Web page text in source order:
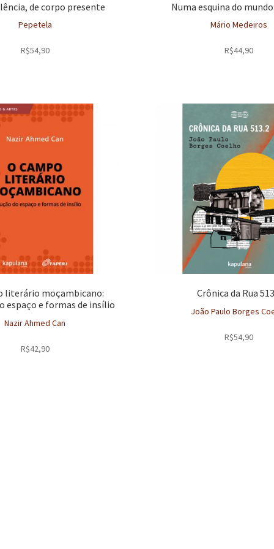
de corpo presente
Pepetela
R$54,90
Numa esquina do
Mário Medeiros
R$44,90
literário moçambicano:
espaço e formas de insílio
Nazir Ahmed Can
R$42,90
Crônica da Rua
João Paulo Borges
R$54,90